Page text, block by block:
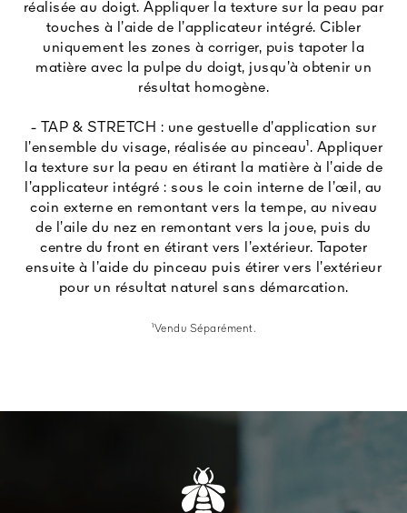
réalisée au doigt. Appliquer la texture sur la peau par
touches à l’aide de l’applicateur intégré. Cibler
uniquement les zones à corriger, puis tapoter la
matière avec la pulpe du doigt, jusqu’à obtenir un
résultat homogène.
- TAP & STRETCH : une gestuelle d’application sur
l’ensemble du visage, réalisée au pinceau¹. Appliquer
la texture sur la peau en étirant la matière à l’aide de
l’applicateur intégré : sous le coin interne de l’œil, au
coin externe en remontant vers la tempe, au niveau
de l’aile du nez en remontant vers la joue, puis du
centre du front en étirant vers l’extérieur. Tapoter
ensuite à l’aide du pinceau puis étirer vers l’extérieur
pour un résultat naturel sans démarcation.
¹Vendu Séparément.